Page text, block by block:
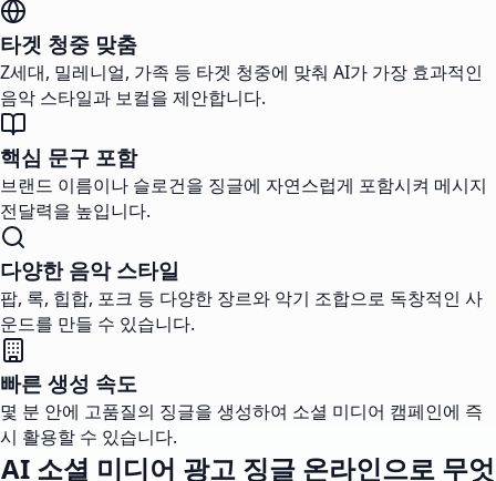
타겟 청중 맞춤
Z세대, 밀레니얼, 가족 등 타겟 청중에 맞춰 AI가 가장 효과적인
음악 스타일과 보컬을 제안합니다.
핵심 문구 포함
브랜드 이름이나 슬로건을 징글에 자연스럽게 포함시켜 메시지
전달력을 높입니다.
다양한 음악 스타일
팝, 록, 힙합, 포크 등 다양한 장르와 악기 조합으로 독창적인 사
운드를 만들 수 있습니다.
빠른 생성 속도
몇 분 안에 고품질의 징글을 생성하여 소셜 미디어 캠페인에 즉
시 활용할 수 있습니다.
AI 소셜 미디어 광고 징글 온라인으로 무엇